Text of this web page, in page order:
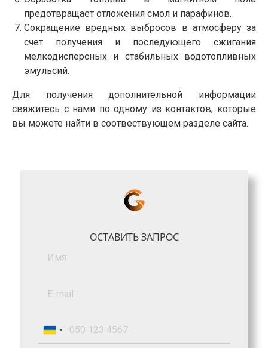
предотвращает отложения смол и парафинов.
Сокращение вредных выбросов в атмосферу за
счет получения и последующего сжигания
мелкодисперсных и стабильных водотопливных
эмульсий.
Для получения дополнительной информации
свяжитесь с нами по одному из контактов, которые
вы можете найти в соотвествующем разделе сайта.
ОСТАВИТЬ ЗАПРОС